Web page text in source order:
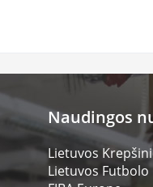
Naudingos
Lietuvos
Lietuvos Futbolo